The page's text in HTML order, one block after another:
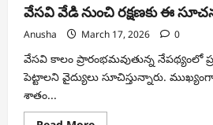
వేసవి వేడి నుంచి రక్షణకు ఈ
Anusha March 17, 2026 0
వేసవి కాలం ప్రారంభమవుతున్న నేపథ్యంలో
పెట్టాలని వైద్యులు సూచిస్తున్నారు.
శాతం...